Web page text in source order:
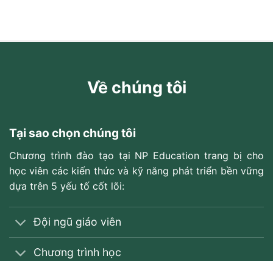
Về chúng tôi
Tại sao chọn chúng tôi
Chương trình đào tạo tại NP Education trang bị cho
học viên các kiến thức và kỹ năng phát triển bền vững
dựa trên 5 yếu tố cốt lõi:
Đội ngũ giáo viên
Chương trình học